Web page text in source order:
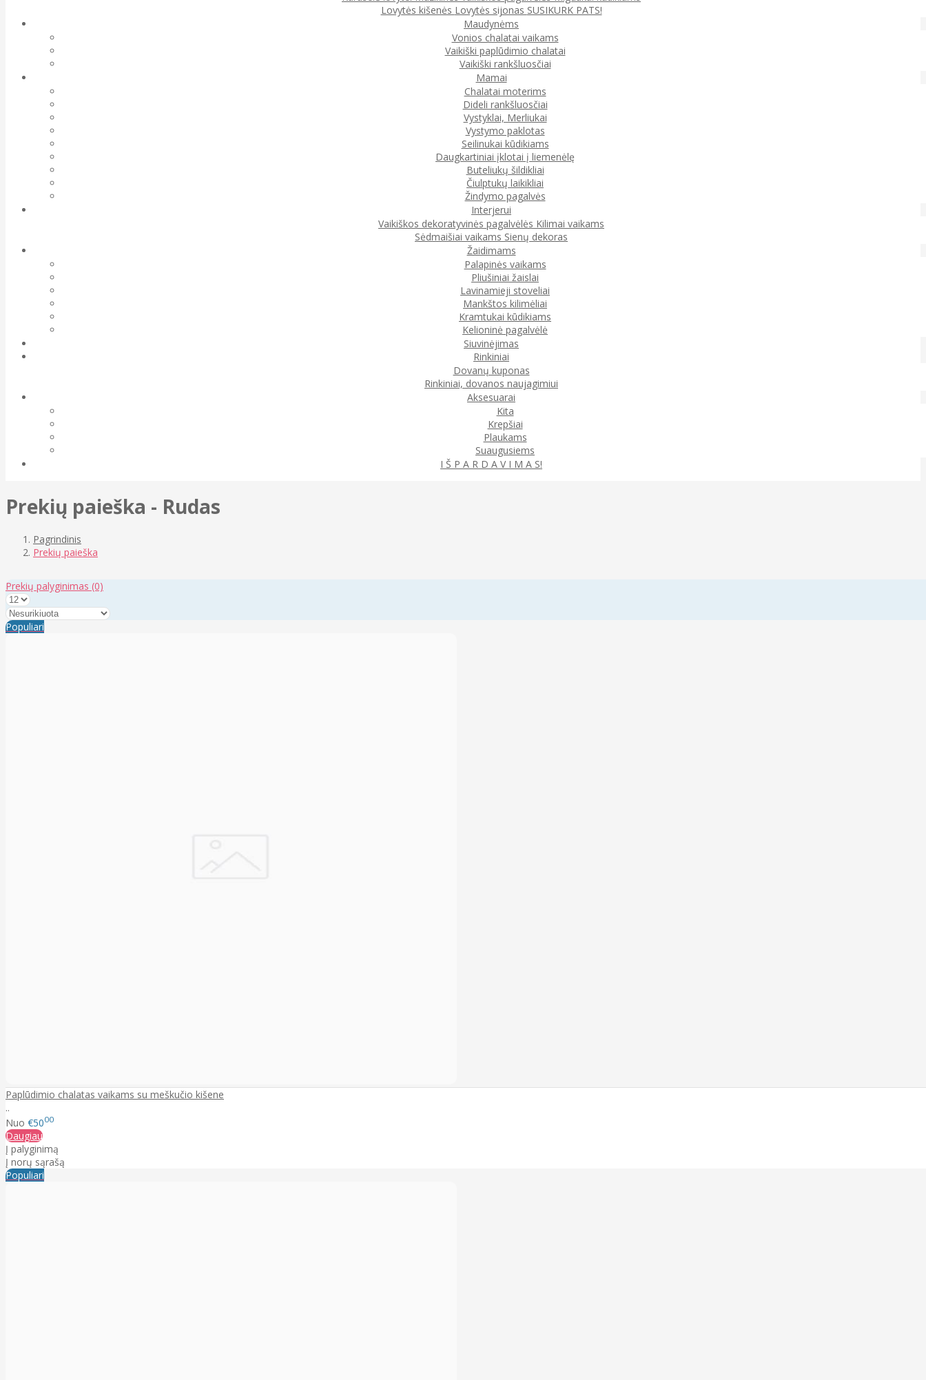
Lovytės kišenės Lovytės sijonas SUSIKURK PATS!
Maudynėms
Vonios chalatai vaikams
Vaikiški paplūdimio chalatai
Vaikiški rankšluosčiai
Mamai
Chalatai moterims
Dideli rankšluosčiai
Vystyklai, Merliukai
Vystymo paklotas
Seilinukai kūdikiams
Daugkartiniai įklotai į liemenėlę
Buteliukų šildikliai
Čiulptukų laikikliai
Žindymo pagalvės
Interjerui
Vaikiškos dekoratyvinės pagalvėlės Kilimai vaikams
Sėdmaišiai vaikams Sienų dekoras
Žaidimams
Palapinės vaikams
Pliušiniai žaislai
Lavinamieji stoveliai
Mankštos kilimėliai
Kramtukai kūdikiams
Kelioninė pagalvėlė
Siuvinėjimas
Rinkiniai
Dovanų kuponas
Rinkiniai, dovanos naujagimiui
Aksesuarai
Kita
Krepšiai
Plaukams
Suaugusiems
I Š P A R D A V I M A S!
Prekių paieška - Rudas
Pagrindinis
Prekių paieška
Prekių palyginimas (0)
Populiari
Paplūdimio chalatas vaikams su meškučio kišene
..
Nuo €5000
Daugiau
Į palyginimą
Į norų sąrašą
Populiari